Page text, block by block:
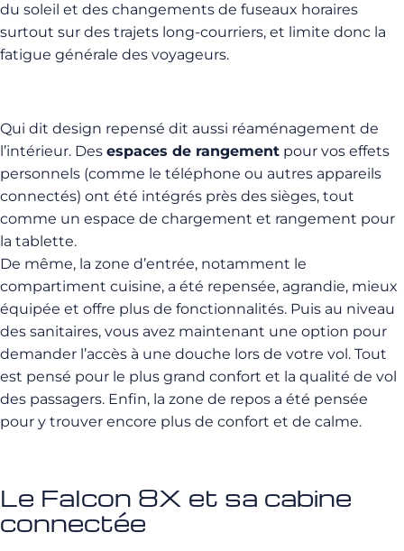
du soleil et des changements de fuseaux horaires
surtout sur des trajets long-courriers, et limite donc la
fatigue générale des voyageurs.
Qui dit design repensé dit aussi réaménagement de
l’intérieur. Des espaces de rangement pour vos effets
personnels (comme le téléphone ou autres appareils
connectés) ont été intégrés près des sièges, tout
comme un espace de chargement et rangement pour
la tablette.
De même, la zone d’entrée, notamment le
compartiment cuisine, a été repensée, agrandie, mieux
équipée et offre plus de fonctionnalités. Puis au niveau
des sanitaires, vous avez maintenant une option pour
demander l’accès à une douche lors de votre vol. Tout
est pensé pour le plus grand confort et la qualité de vol
des passagers. Enfin, la zone de repos a été pensée
pour y trouver encore plus de confort et de calme.
Le Falcon 8X et sa cabine
connectée